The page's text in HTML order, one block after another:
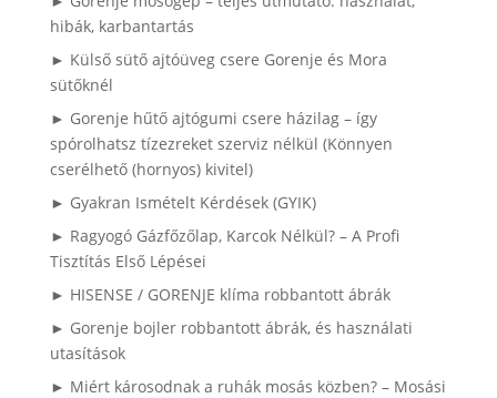
hibák, karbantartás
► Külső sütő ajtóüveg csere Gorenje és Mora
sütőknél
► Gorenje hűtő ajtógumi csere házilag – így
spórolhatsz tízezreket szerviz nélkül (Könnyen
cserélhető (hornyos) kivitel)
► Gyakran Ismételt Kérdések (GYIK)
► Ragyogó Gázfőzőlap, Karcok Nélkül? – A Profi
Tisztítás Első Lépései
► HISENSE / GORENJE klíma robbantott ábrák
► Gorenje bojler robbantott ábrák, és használati
utasítások
► Miért károsodnak a ruhák mosás közben? – Mosási